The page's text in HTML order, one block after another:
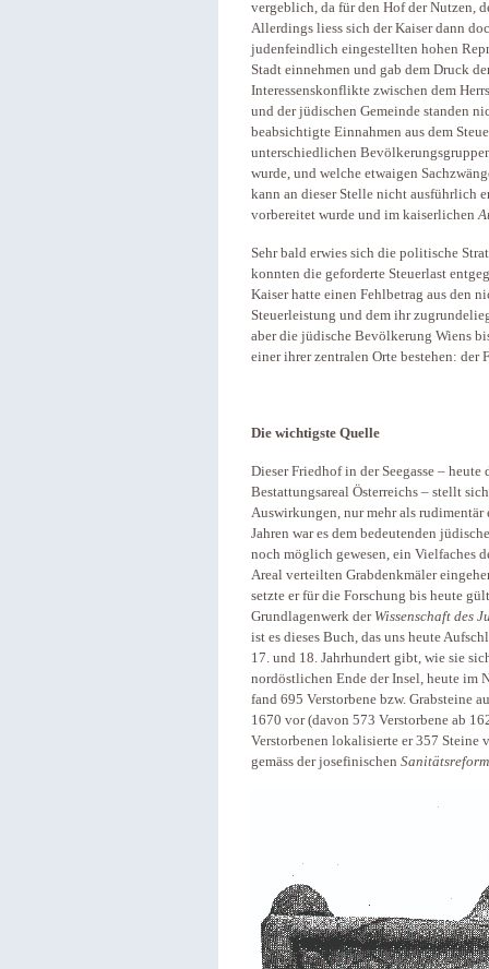
vergeblich, da für den Hof der Nutzen,
Allerdings liess sich der Kaiser dann
judenfeindlich eingestellten hohen
Stadt einnehmen und gab dem Druck
Interessenskonflikte zwischen dem
und der jüdischen Gemeinde standen
beabsichtigte Einnahmen aus dem
unterschiedlichen
wurde, und welche etwaigen
kann an dieser Stelle nicht ausführlich
vorbereitet wurde und im kaiserlichen
Sehr bald erwies sich die politische
konnten die geforderte Steuerlast
Kaiser hatte einen Fehlbetrag aus den
Steuerleistung und dem ihr
aber die jüdische Bevölkerung Wiens
einer ihrer zentralen Orte bestehen: der
Die wichtigste Quelle
Dieser Friedhof in der Seegasse –
Bestattungsareal Österreichs – stellt
Auswirkungen, nur mehr als
Jahren war es dem bedeutenden
noch möglich gewesen, ein Vielfaches
Areal verteilten Grabdenkmäler
setzte er für die Forschung bis heute
Grundlagenwerk der Wissenschaft des
ist es dieses Buch, das uns heute
17. und 18. Jahrhundert gibt, wie sie
nordöstlichen Ende der Insel, heute im
fand 695 Verstorbene bzw. Grabsteine
1670 vor (davon 573 Verstorbene ab
Verstorbenen lokalisierte er 357 Steine
gemäss der josefinischen Sanitätsreform